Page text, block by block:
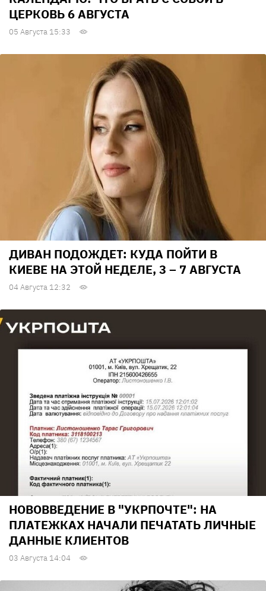
ЦЕРКОВЬ 6 АВГУСТА
05 Августа 15:33
ДИВАН ПОДОЖДЕТ: КУДА ПОЙТИ В
КИЕВЕ НА ЭТОЙ НЕДЕЛЕ, 3 – 7 АВГУСТА
04 Августа 12:32
НОВОВВЕДЕНИЕ В "УКРПОЧТЕ": НА
ПЛАТЕЖКАХ НАЧАЛИ ПЕЧАТАТЬ ЛИЧНЫЕ
ДАННЫЕ КЛИЕНТОВ
03 Августа 14:04